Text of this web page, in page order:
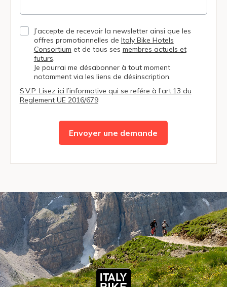
J’accepte de recevoir la newsletter ainsi que les
offres promotionnelles de Italy Bike Hotels
Consortium et de tous ses membres actuels et
futurs.
Je pourrai me désabonner à tout moment
notamment via les liens de désinscription.
S.V.P. Lisez ici l’informative qui se refére à l’art.13 du
Reglement UE 2016/679
Envoyer une demande